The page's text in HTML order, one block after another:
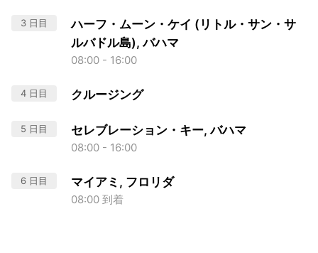
3 日目
ハーフ・ムーン・ケイ (リトル・サン・サ
ルバドル島), バハマ
08:00 - 16:00
4 日目 クルージング
5 日目 セレブレーション・キー, バハマ
08:00 - 16:00
6 日目 マイアミ, フロリダ
08:00 到着